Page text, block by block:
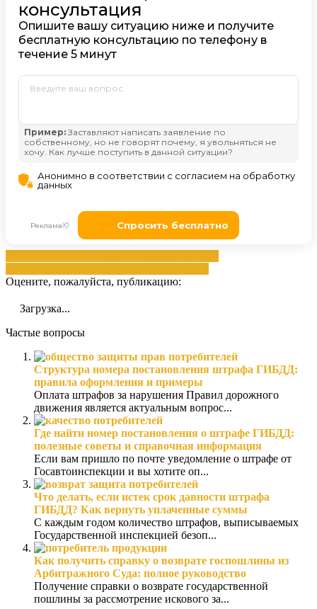
Оцените, пожалуйста, публикацию:
Загрузка...
Частые вопросы
Структура номера постановления штрафа ГИБДД:
правила оформления и примеры
Оплата штрафов за нарушения Правил дорожного
движения является актуальным вопрос...
Где найти номер постановления о штрафе ГИБДД:
полезные советы и справочная информация
Если вам пришло по почте уведомление о штрафе от
Госавтоинспекции и вы хотите оп...
Что делать, если истек срок давности штрафа
ГИБДД? Как вернуть уплаченные суммы
С каждым годом количество штрафов, выписываемых
Государственной инспекцией безоп...
Как получить справку о возврате госпошлины из
Арбитражного Суда: полное руководство
Получение справки о возврате государственной
пошлины за рассмотрение искового за...